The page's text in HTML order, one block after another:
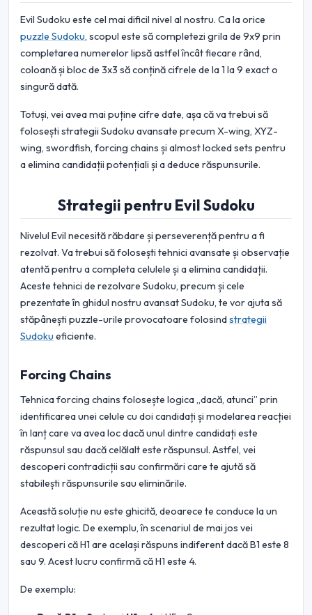
Evil Sudoku este cel mai dificil nivel al nostru. Ca la orice
puzzle Sudoku, scopul este să completezi grila de 9x9 prin
completarea numerelor lipsă astfel încât fiecare rând,
coloană și bloc de 3x3 să conțină cifrele de la 1 la 9 exact o
singură dată.
Totuși, vei avea mai puține cifre date, așa că va trebui să
folosești strategii Sudoku avansate precum X-wing, XYZ-
wing, swordfish, forcing chains și almost locked sets pentru
a elimina candidații potențiali și a deduce răspunsurile.
Strategii pentru Evil Sudoku
Nivelul Evil necesită răbdare și perseverență pentru a fi
rezolvat. Va trebui să folosești tehnici avansate și observație
atentă pentru a completa celulele și a elimina candidații.
Aceste tehnici de rezolvare Sudoku, precum și cele
prezentate în ghidul nostru avansat Sudoku, te vor ajuta să
stăpânești puzzle-urile provocatoare folosindstrategii
Sudoku eficiente.
Forcing Chains
Tehnica forcing chains folosește logica „dacă, atunci” prin
identificarea unei celule cu doi candidați și modelarea reacției
în lanț care va avea loc dacă unul dintre candidați este
răspunsul sau dacă celălalt este răspunsul. Astfel, vei
descoperi contradicții sau confirmări care te ajută să
stabilești răspunsurile sau eliminările.
Această soluție nu este ghicită, deoarece te conduce la un
rezultat logic. De exemplu, în scenariul de mai jos vei
descoperi că H1 are același răspuns indiferent dacă B1 este 8
sau 9. Acest lucru confirmă că H1 este 4.
De exemplu: